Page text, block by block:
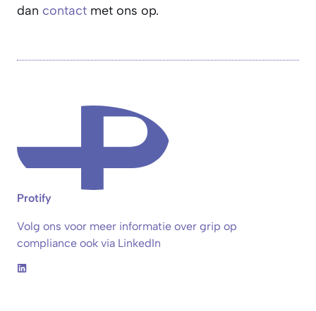
dan contact met ons op.
Protify
Volg ons voor meer informatie over grip op
compliance ook via LinkedIn